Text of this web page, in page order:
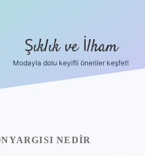
Şıklık ve İlham
Modayla dolu keyifli öneriler keşfet!
NEDIR